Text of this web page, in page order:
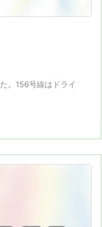
。156号線はドライ